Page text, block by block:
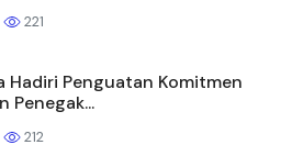
221
Hadiri Penguatan Komitmen
Penegak...
212